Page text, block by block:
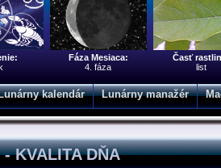
Fáza Mesiaca:
4. fáza
Časť
list
kalendár Lunárny manažér
- KVALITA DŇA